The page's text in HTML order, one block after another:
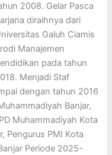
2008. Gelar Pasca
diraihnya dari
Galuh Ciamis
Manajemen
pada tahun
Menjadi Staf
dengan tahun 2016
Banjar,
Muhammadiyah Kota
Pengurus PMI Kota
Periode 2025-